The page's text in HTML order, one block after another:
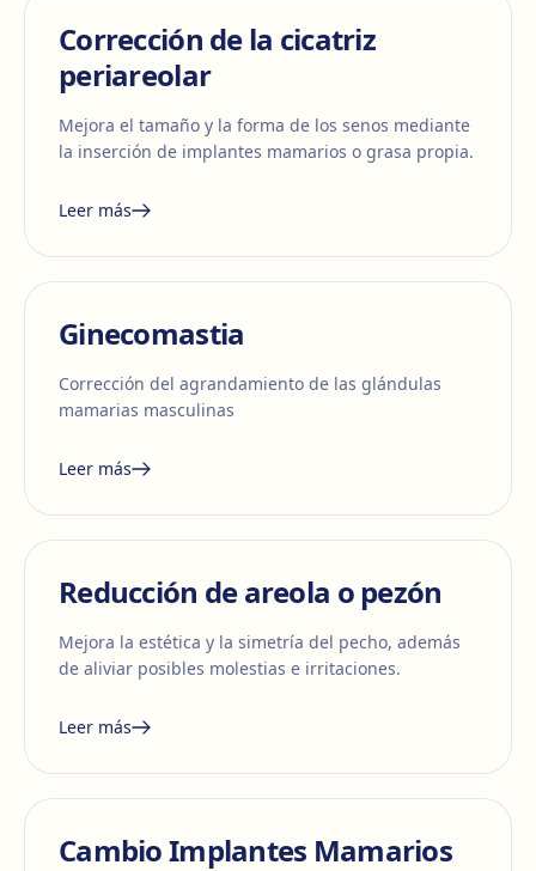
Corrección de la cicatriz
periareolar
Mejora el tamaño y la forma de los senos mediante
la inserción de implantes mamarios o grasa propia.
Leer más
Ginecomastia
Corrección del agrandamiento de las glándulas
mamarias masculinas
Leer más
Reducción de areola o pezón
Mejora la estética y la simetría del pecho, además
de aliviar posibles molestias e irritaciones.
Leer más
Cambio Implantes Mamarios